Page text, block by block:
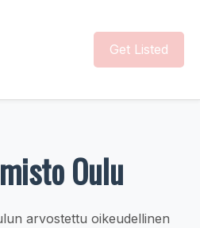
Get Listed
Oulu
arvostettu oikeudellinen